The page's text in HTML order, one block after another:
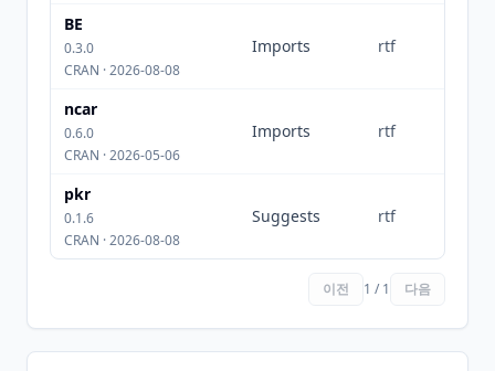
BE
0.3.0
CRAN · 2026-08-08
Imports rtf
ncar
0.6.0
CRAN · 2026-05-06
Imports rtf
pkr
0.1.6
CRAN · 2026-08-08
Suggests rtf
이전 1 / 1 다음